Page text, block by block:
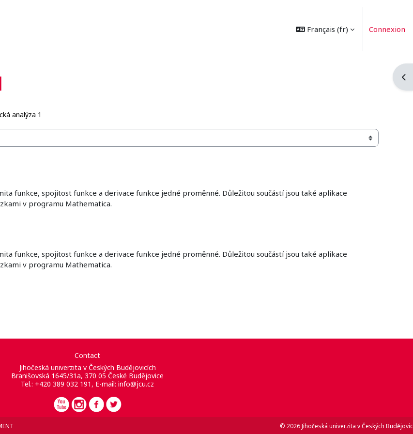
Français ‎(fr)‎ Connexion
analýza 1
funkce, spojitost funkce a derivace funkce jedné proměnné. Důležitou součástí jsou také aplikace
v programu Mathematica.
funkce, spojitost funkce a derivace funkce jedné proměnné. Důležitou součástí jsou také aplikace
v programu Mathematica.
Contact
Jihočeská univerzita v Českých Budějovicích
Branišovská 1645/31a, 370 05 České Budějovice
Tel.: +420 389 032 191, E-mail: info@jcu.cz
© 2026 Jihočeská univerzita v Českých